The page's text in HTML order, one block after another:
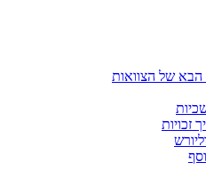
של הצוואות
זכויות